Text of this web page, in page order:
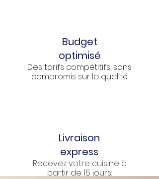
Budget
optimisé
Des tarifs compétitifs, sans
compromis sur la qualité.
Livraison
express
Recevez votre cuisine à
partir de 15 jours.